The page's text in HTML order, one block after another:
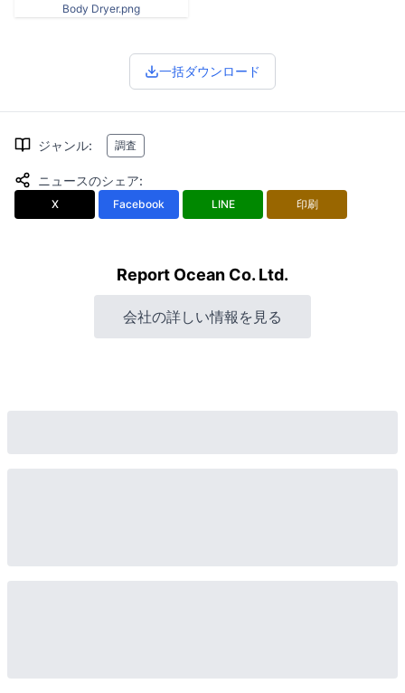
Body Dryer.png
一括ダウンロード
ジャンル: 調査
ニュースのシェア:
X Facebook LINE 印刷
Report Ocean Co. Ltd.
会社の詳しい情報を見る